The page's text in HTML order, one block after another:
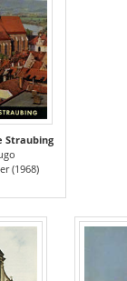
Straubing
(1968)